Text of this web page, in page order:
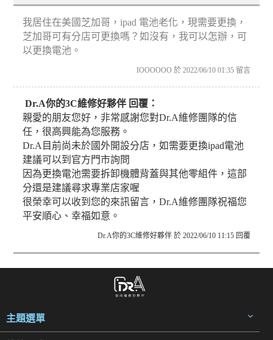
我居住在美國芝加哥，ipad 電池老化，現需要更換，
芝加哥可有分店可更換嗎？如沒有，我可以怎辦，可
以更換電池。
IOOOOOO 於 2022/06/10 01:35 留言
Dr.A你的3C維修好夥伴 回覆：
親愛的朋友您好，非常感謝您對Dr.A維修團隊的信
任，很高興能為您服務。
Dr.A目前尚未於國外開設分店，如需要更換ipad電池
建議可以到官方門市詢問
因為更換電池需要拆卸機體背蓋與其他零組件，這部
分還是建議尋求專業店家喔
很榮幸可以收到您的來訊留言，Dr.A維修團隊祝福您
平安順心、幸福如意。
Dr.A你的3C維修好夥伴 於 2022/06/10 11:15 回覆
主題選單